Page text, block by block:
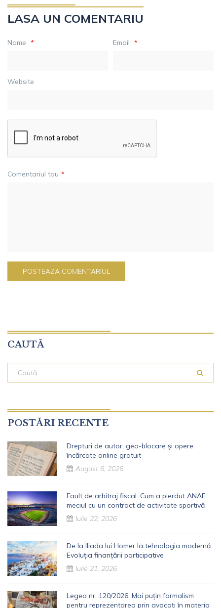
LASA UN COMENTARIU
Name * Email *
Website
Comentariul tau *
CAUTĂ
POSTĂRI RECENTE
Drepturi de autor, geo-blocare și opere
încărcate online gratuit
August 6, 2026
Fault de arbitraj fiscal. Cum a pierdut ANAF
meciul cu un contract de activitate sportivă
Iulie 22, 2026
De la Iliada lui Homer la tehnologia modernă:
Evoluția finanțării participative
Iulie 21, 2026
Legea nr. 120/2026: Mai puțin formalism
pentru reprezentarea prin avocați în materia